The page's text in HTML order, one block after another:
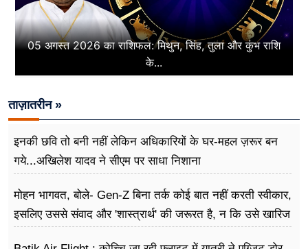
05 अगस्त 2026 का राशिफल: मिथुन, सिंह, तुला और कुंभ राशि
के...
ताज़ातरीन »
इनकी छवि तो बनी नहीं लेकिन अधिकारियों के घर-महल ज़रूर बन
गये...अखिलेश यादव ने सीएम पर साधा​ निशाना
मोहन भागवत, बोले- Gen-Z बिना तर्क कोई बात नहीं करती स्वीकार,
इसलिए उससे संवाद और 'शास्त्रार्थ' की जरूरत है, न कि उसे खारिज